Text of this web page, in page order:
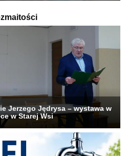
Jerzego Jędrysa – wystawa w
w Starej Wsi